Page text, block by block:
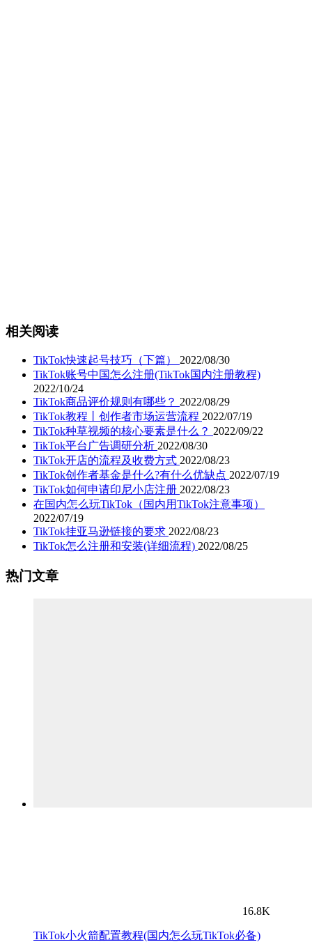
相关阅读
TikTok快速起号技巧（下篇）
2022/08/30
TikTok账号中国怎么注册(TikTok国内注册教程)
2022/10/24
TikTok商品评价规则有哪些？ 2022/08/29
TikTok教程丨创作者市场运营流程 2022/07/19
TikTok种草视频的核心要素是什么？ 2022/09/22
TikTok平台广告调研分析 2022/08/30
TikTok开店的流程及收费方式 2022/08/23
TikTok创作者基金是什么?有什么优缺点 2022/07/19
TikTok如何申请印尼小店注册 2022/08/23
在国内怎么玩TikTok（国内用TikTok注意事项）
2022/07/19
TikTok挂亚马逊链接的要求 2022/08/23
TikTok怎么注册和安装(详细流程) 2022/08/25
热门文章
16.8K
TikTok小火箭配置教程(国内怎么玩TikTok必备)